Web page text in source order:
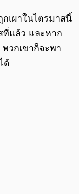
เผาในไตรมาสนี้
ที่แล้ว และหาก
พวกเขาก็จะพา
ด้